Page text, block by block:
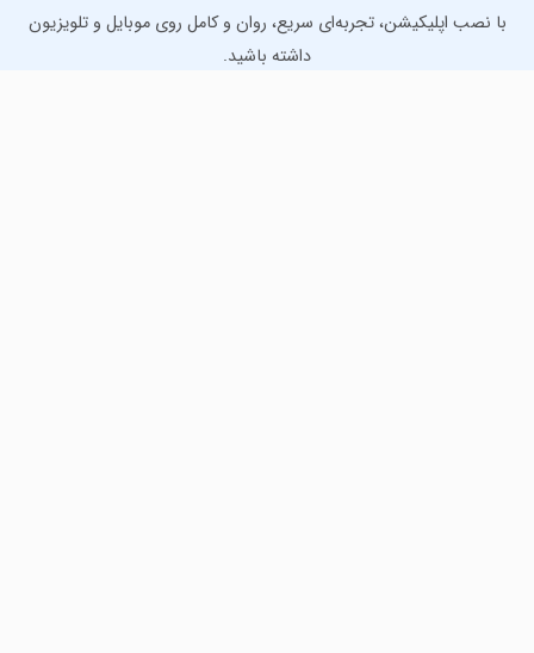
با نصب اپلیکیشن، تجربه‌ای سریع، روان و کامل روی موبایل و تلویزیون
داشته باشید.